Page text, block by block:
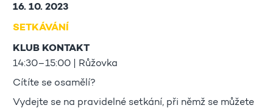
16. 10. 2023
SETKÁVÁNÍ
KLUB KONTAKT
14:30–15:00 | Růžovka
Cítíte se osamělí?
Vydejte se na pravidelné setkání, při němž se můžete